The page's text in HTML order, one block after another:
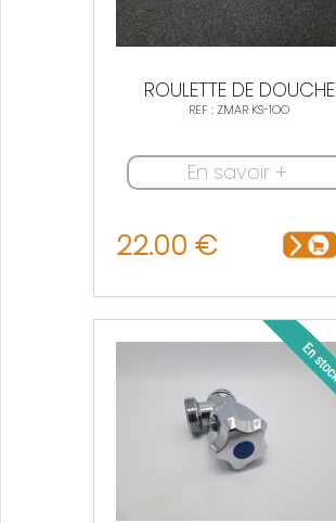
ROULETTE DE DOUCHE
REF : ZMAR KS-1OO
En savoir +
22.00 €